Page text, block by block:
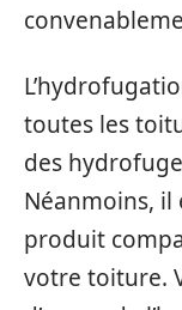
toutes les
des
Néanmoins, il
produit
votre toiture.